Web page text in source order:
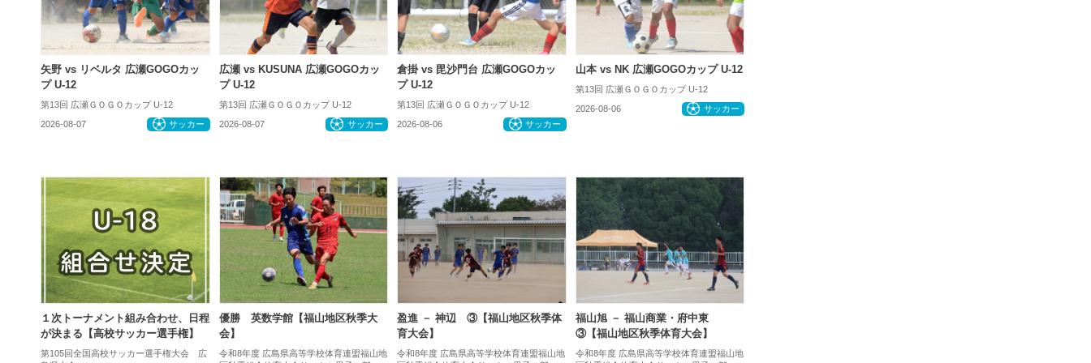
矢野 vs リベルタ 広瀬GOGOカッ
プ U-12
第13回 広瀬ＧＯＧＯカップ U-12
2026-08-07 サッカー
広瀬 vs KUSUNA 広瀬GOGOカッ
プ U-12
第13回 広瀬ＧＯＧＯカップ U-12
2026-08-07 サッカー
倉掛 vs 毘沙門台 広瀬GOGOカッ
プ U-12
第13回 広瀬ＧＯＧＯカップ U-12
2026-08-06 サッカー
山本 vs NK 広瀬GOGOカップ U-12
第13回 広瀬ＧＯＧＯカップ U-12
2026-08-06 サッカー
１次トーナメント組み合わせ、日程
が決まる【高校サッカー選手権】
第105回全国高校サッカー選手権大会 広
優勝 英数学館【福山地区秋季大
会】
令和8年度 広島県高等学校体育連盟福山地
盈進 － 神辺 ③【福山地区秋季体
育大会】
令和8年度 広島県高等学校体育連盟福山地
福山旭 － 福山商業・府中東
③【福山地区秋季体育大会】
令和8年度 広島県高等学校体育連盟福山地